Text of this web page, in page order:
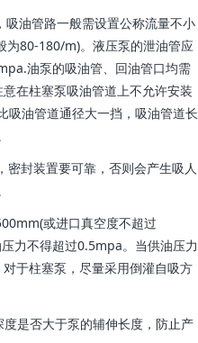
油管路一般需设置公称流量不小
为80-180/m)。液压泵的泄油管应
油泵的吸油管、回油管口均需
在柱塞泵吸油管道上不允许安装
吸油管道通径大一挡，吸油管道长
封装置要可靠，否则会产生吸人
或进口真空度不超过
力不得超过0.5mpa。当供油压力
于柱塞泵，尽量采用倒灌自吸方
是否大于泵的辅伸长度，防止产